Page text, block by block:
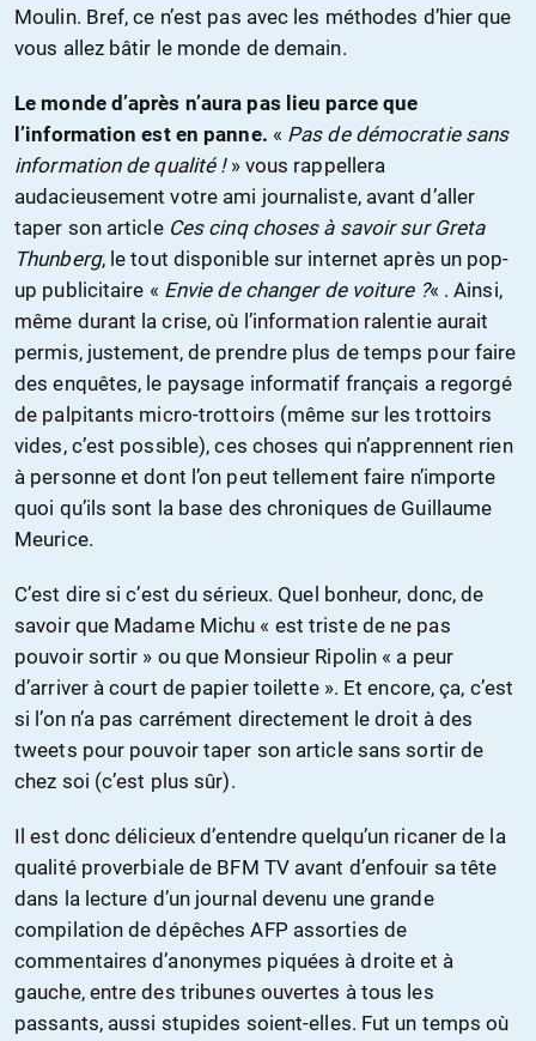
Moulin. Bref, ce n’est pas avec les méthodes d’hier que
vous allez bâtir le monde de demain.
Le monde d’après n’aura pas lieu parce que
l’information est en panne. « Pas de démocratie sans
information de qualité !» vous rappellera
audacieusement votre ami journaliste, avant d’aller
taper son article Ces cinq choses à savoir sur Greta
Thunberg, le tout disponible sur internet après un pop-
up publicitaire « Envie de changer de voiture ?« . Ainsi,
même durant la crise, où l’information ralentie aurait
permis, justement, de prendre plus de temps pour faire
des enquêtes, le paysage informatif français a regorgé
de palpitants micro-trottoirs (même sur les trottoirs
vides, c’est possible), ces choses qui n’apprennent rien
à personne et dont l’on peut tellement faire n’importe
quoi qu’ils sont la base des chroniques de Guillaume
Meurice.
C’est dire si c’est du sérieux. Quel bonheur, donc, de
savoir que Madame Michu « est triste de ne pas
pouvoir sortir » ou que Monsieur Ripolin « a peur
d’arriver à court de papier toilette ». Et encore, ça, c’est
si l’on n’a pas carrément directement le droit à des
tweets pour pouvoir taper son article sans sortir de
chez soi (c’est plus sûr).
Il est donc délicieux d’entendre quelqu’un ricaner de la
qualité proverbiale de BFM TV avant d’enfouir sa tête
dans la lecture d’un journal devenu une grande
compilation de dépêches AFP assorties de
commentaires d’anonymes piquées à droite et à
gauche, entre des tribunes ouvertes à tous les
passants, aussi stupides soient-elles. Fut un temps où